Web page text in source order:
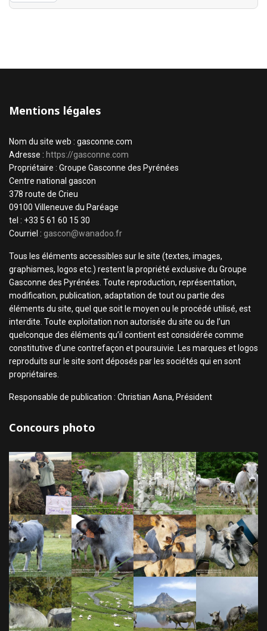
Mentions légales
Nom du site web : gasconne.com
Adresse : https://gasconne.com
Propriétaire : Groupe Gasconne des Pyrénées
Centre national gascon
378 route de Crieu
09100 Villeneuve du Paréage
tel : +33 5 61 60 15 30
Courriel : gascon@wanadoo.fr
Tous les éléments accessibles sur le site (textes, images,
graphismes, logos etc.) restent la propriété exclusive du Groupe
Gasconne des Pyrénées. Toute reproduction, représentation,
modification, publication, adaptation de tout ou partie des
éléments du site, quel que soit le moyen ou le procédé utilisé, est
interdite. Toute exploitation non autorisée du site ou de l’un
quelconque des éléments qu’il contient est considérée comme
constitutive d’une contrefaçon et poursuivie. Les marques et logos
reproduits sur le site sont déposés par les sociétés qui en sont
propriétaires.
Responsable de publication : Christian Asna, Président
Concours photo